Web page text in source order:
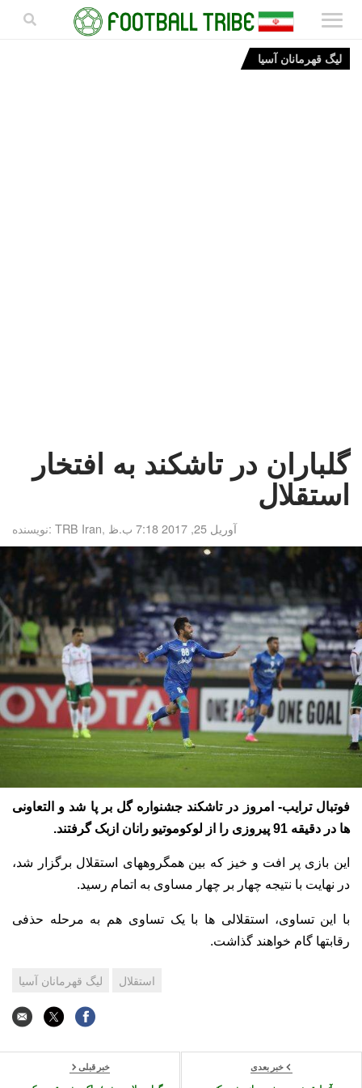
لیگ قهرمانان آسیا
گلباران در تاشکند به افتخار
استقلال
نویسنده:TRB Iran, آوریل 25, 2017 7:18 ب.ظ
فوتبال ترایب- امروز در تاشکند جشنواره گل بر پا شد و التعاونی
ها در دقیقه 91 پیروزی را از لوکوموتیو رانان ازبک گرفتند.
این بازی پر افت و خیز که بین همگروههای استقلال برگزار شد،
در نهایت با نتیجه چهار بر چهار مساوی به اتمام رسید.
با این تساوی، استقلالی ها با یک تساوی هم به مرحله حذفی
رقابتها گام خواهند گذاشت.
استقلال لیگ قهرمانان آسیا
خبر بعدی
خبر قبلی